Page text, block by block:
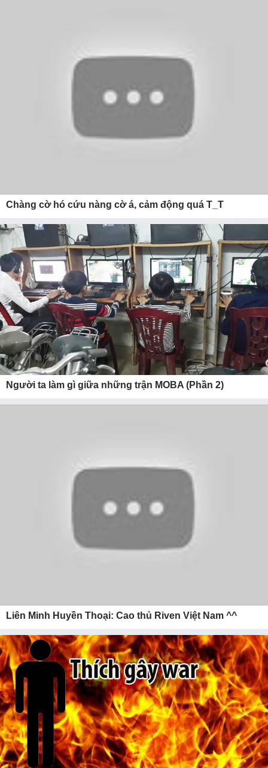
Chàng cờ hó cứu nàng cờ á, cảm động quá T_T
Người ta làm gì giữa những trận MOBA (Phần 2)
Liên Minh Huyền Thoại: Cao thủ Riven Việt Nam ^^